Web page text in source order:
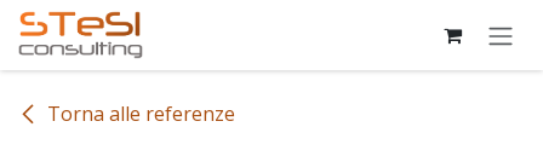
Passa al contenuto
Torna alle referenze